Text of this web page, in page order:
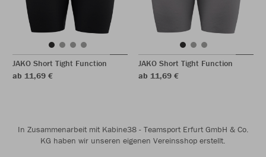
JAKO Short Tight Function
ab 11,69 €
JAKO Short Tight Function
ab 11,69 €
In Zusammenarbeit mit Kabine38 - Teamsport Erfurt GmbH & Co.
KG haben wir unseren eigenen Vereinsshop erstellt.